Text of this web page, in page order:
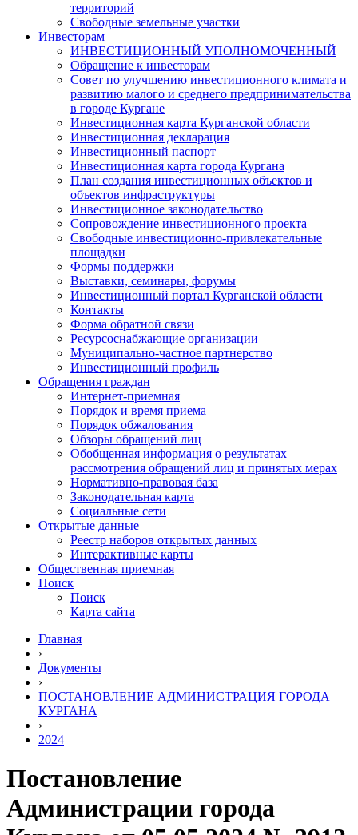
территорий
Свободные земельные участки
Инвесторам
ИНВЕСТИЦИОННЫЙ УПОЛНОМОЧЕННЫЙ
Обращение к инвесторам
Совет по улучшению инвестиционного климата и
развитию малого и среднего предпринимательства
в городе Кургане
Инвестиционная карта Курганской области
Инвестиционная декларация
Инвестиционный паспорт
Инвестиционная карта города Кургана
План создания инвестиционных объектов и
объектов инфраструктуры
Инвестиционное законодательство
Сопровождение инвестиционного проекта
Свободные инвестиционно-привлекательные
площадки
Формы поддержки
Выставки, семинары, форумы
Инвестиционный портал Курганской области
Контакты
Форма обратной связи
Ресурсоснабжающие организации
Муниципально-частное партнерство
Инвестиционный профиль
Обращения граждан
Интернет-приемная
Порядок и время приема
Порядок обжалования
Обзоры обращений лиц
Обобщенная информация о результатах
рассмотрения обращений лиц и принятых мерах
Нормативно-правовая база
Законодательная карта
Социальные сети
Открытые данные
Реестр наборов открытых данных
Интерактивные карты
Общественная приемная
Поиск
Поиск
Карта сайта
Главная
›
Документы
›
ПОСТАНОВЛЕНИЕ АДМИНИСТРАЦИЯ ГОРОДА
КУРГАНА
›
2024
Постановление
Администрации города